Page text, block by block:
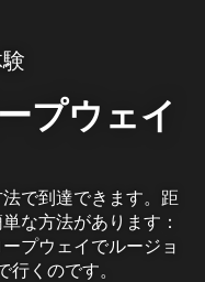
プウェイ
で到達できます。距
な方法があります：
プウェイでルージョ
くのです。